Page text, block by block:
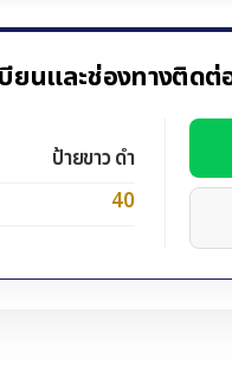
ยนและช่องทางติดต่
ป้ายขาว ดำ
40